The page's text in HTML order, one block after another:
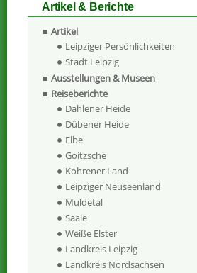
Artikel & Berichte
Artikel
Leipziger Persönlichkeiten
Stadt Leipzig
Ausstellungen & Museen
Reiseberichte
Dahlener Heide
Dübener Heide
Elbe
Goitzsche
Kohrener Land
Leipziger Neuseenland
Muldetal
Saale
Weiße Elster
Landkreis Leipzig
Landkreis Nordsachsen